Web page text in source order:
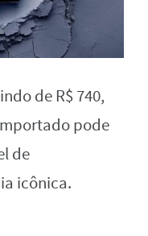
de R$ 740,
pode
de
icônica.